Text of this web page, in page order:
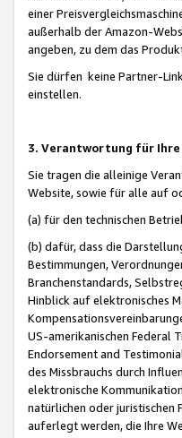
einer
außerhalb der Amazon-
angeben, zu dem das
Sie dürfen keine Partner-
einstellen.
3. Verantwortung für Ihre
Sie tragen die alleinige
Website, sowie für alle auf
(a) für den technischen
(b) dafür, dass die
Bestimmungen,
Branchenstandards,
Hinblick auf elektronisches
US-amerikanischen Federal
Endorsement and
des Missbrauchs durch
elektronische
natürlichen oder juristischen
auferlegt werden, die Ihre